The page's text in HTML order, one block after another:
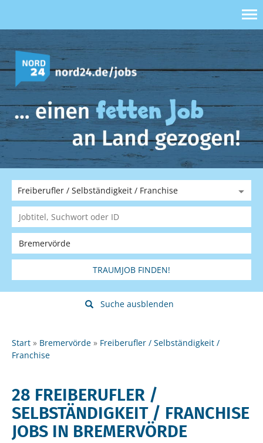
TRAUMJOB FINDEN!
Suche ausblenden
Start Bremervörde
Freiberufler / Selbständigkeit /
Franchise
28 FREIBERUFLER /
SELBSTÄNDIGKEIT / FRANCHISE
JOBS IN BREMERVÖRDE